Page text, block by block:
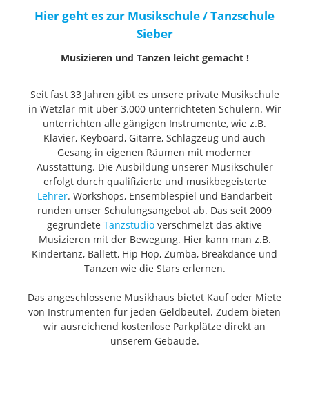
Hier geht es zur Musikschule / Tanzschule
Sieber
Musizieren und Tanzen leicht gemacht !
Seit fast 33 Jahren gibt es unsere private Musikschule
in Wetzlar mit über 3.000 unterrichteten Schülern. Wir
unterrichten alle gängigen Instrumente, wie z.B.
Klavier, Keyboard, Gitarre, Schlagzeug und auch
Gesang in eigenen Räumen mit moderner
Ausstattung. Die Ausbildung unserer Musikschüler
erfolgt durch qualifizierte und musikbegeisterte
Lehrer. Workshops, Ensemblespiel und Bandarbeit
runden unser Schulungsangebot ab. Das seit 2009
gegründete Tanzstudio verschmelzt das aktive
Musizieren mit der Bewegung. Hier kann man z.B.
Kindertanz, Ballett, Hip Hop, Zumba, Breakdance und
Tanzen wie die Stars erlernen.
Das angeschlossene Musikhaus bietet Kauf oder Miete
von Instrumenten für jeden Geldbeutel. Zudem bieten
wir ausreichend kostenlose Parkplätze direkt an
unserem Gebäude.